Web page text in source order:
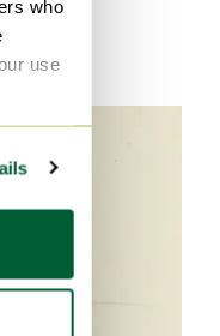
who
use
je ook